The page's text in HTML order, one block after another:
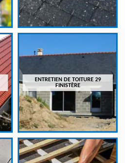
ENTRETIEN DE TOITURE 29
FINISTÈRE